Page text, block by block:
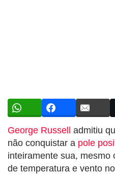
George Russell admitiu
não conquistar a pole
inteiramente sua, mesmo
de temperatura e vento